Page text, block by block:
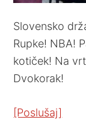
Slovensko
Rupke! NBA!
kotiček! Na
Dvokorak!
[Poslušaj]